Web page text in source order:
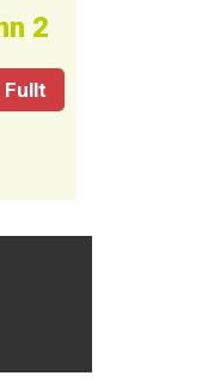
2
Fullt